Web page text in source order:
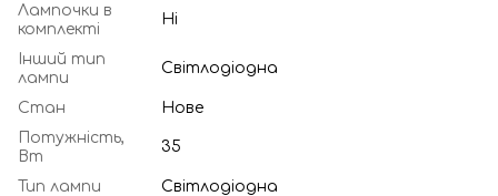
Лампочки в
комплекті
Ні
Інший тип
лампи
Світлодіодна
Стан
Нове
Потужність,
Вт
35
Тип лампи
Світлодіодна